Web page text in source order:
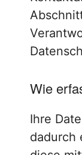
Wie
Ihre
dadurch